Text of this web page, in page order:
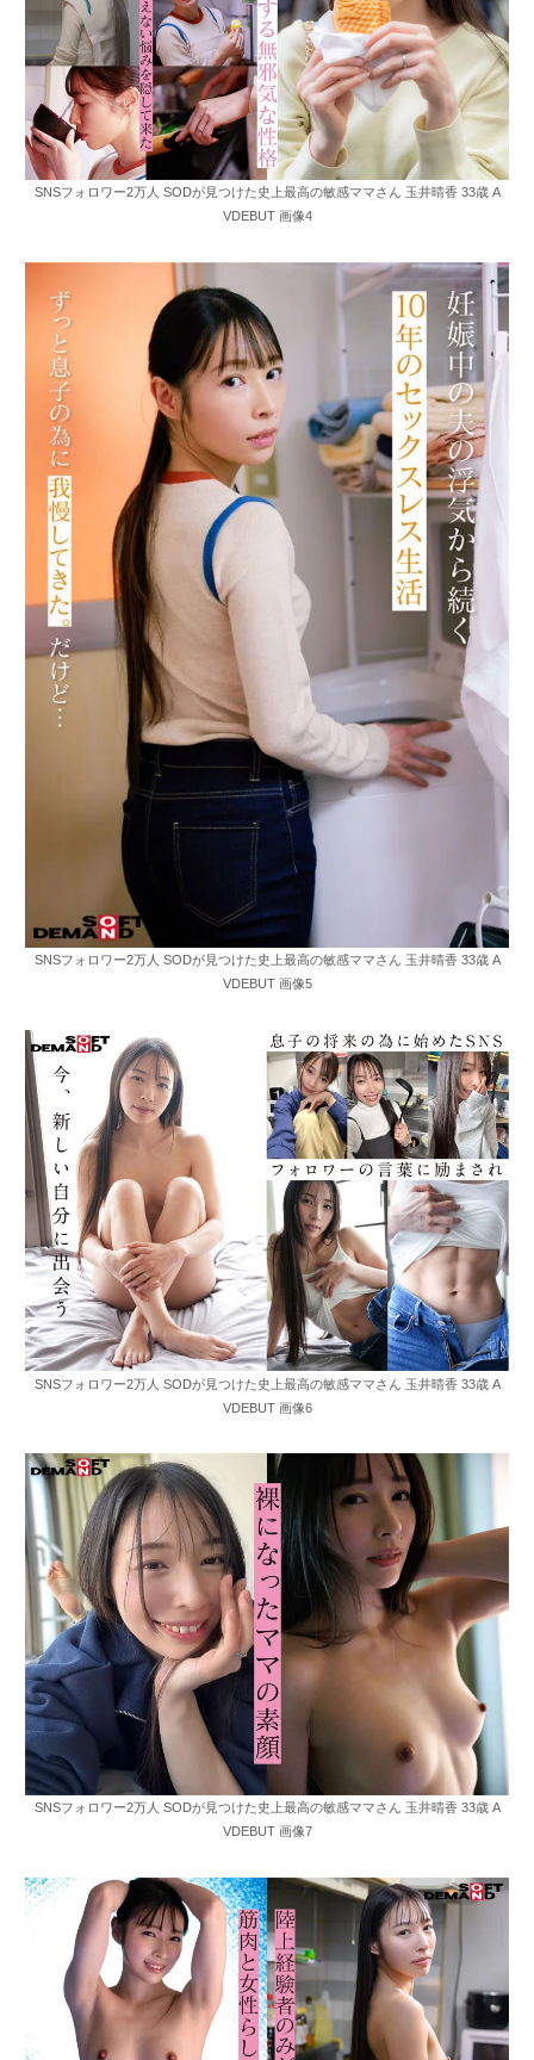
SNSフォロワー2万人 SODが見つけた史上最高の敏感ママさん 玉井晴香 33歳 A
VDEBUT 画像4
SNSフォロワー2万人 SODが見つけた史上最高の敏感ママさん 玉井晴香 33歳 A
VDEBUT 画像5
SNSフォロワー2万人 SODが見つけた史上最高の敏感ママさん 玉井晴香 33歳 A
VDEBUT 画像6
SNSフォロワー2万人 SODが見つけた史上最高の敏感ママさん 玉井晴香 33歳 A
VDEBUT 画像7